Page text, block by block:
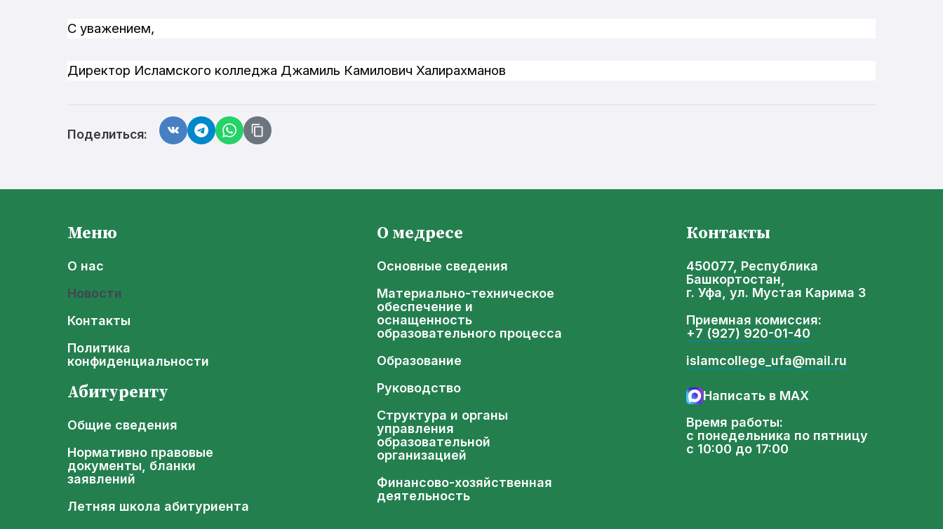
С уважением,
Директор Исламского колледжа Джамиль Камилович Халирахманов
Поделиться:
Меню
О нас
Новости
Контакты
Политика
конфиденциальности
Абитуренту
Общие сведения
Нормативно правовые
документы, бланки
заявлений
Летняя школа абитуриента
О медресе
Основные сведения
Материально-техническое
обеспечение и
оснащенность
образовательного процесса
Образование
Руководство
Структура и органы
управления
образовательной
организацией
Финансово-хозяйственная
деятельность
Контакты
450077, Республика
Башкортостан,
г. Уфа, ул. Мустая Карима 3
Приемная комиссия:
+7 (927) 920-01-40
islamcollege_ufa@mail.ru
Написать в MAX
Время работы:
с понедельника по пятницу
с 10:00 до 17:00